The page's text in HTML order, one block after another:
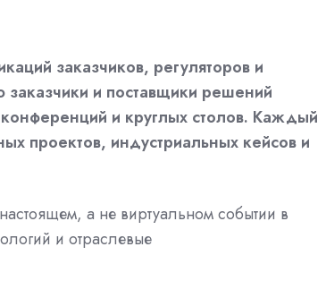
заказчиков, регуляторов и
и поставщики решений
и круглых столов. Каждый
проектов, индустриальных кейсов и
а не виртуальном событии в
и отраслевые